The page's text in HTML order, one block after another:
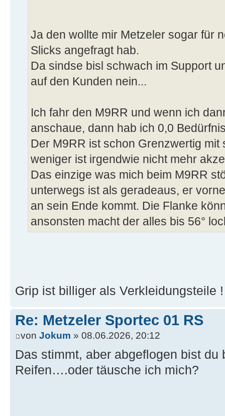
Ja den wollte mir Metzeler sogar für
Slicks angefragt hab.
Da sindse bisl schwach im Support
auf den Kunden nein...
Ich fahr den M9RR und wenn ich
anschaue, dann hab ich 0,0
Der M9RR ist schon Grenzwertig
weniger ist irgendwie nicht mehr
Das einzige was mich beim M9RR
unterwegs ist als geradeaus, er
an sein Ende kommt. Die Flanke
ansonsten macht der alles bis 56°
Grip ist billiger als Verkleidungsteile
Re: Metzeler Sportec 01 RS
von Jokum » 08.06.2026, 20:12
Das stimmt, aber abgeflogen bist du
Reifen….oder täusche ich mich?